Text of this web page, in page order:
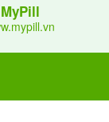
khi dùng
nấm.
MyPill